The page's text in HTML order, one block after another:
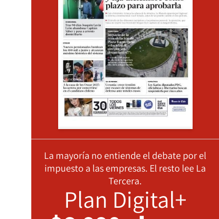
La mayoría no entiende el debate por el
impuesto a las empresas. El resto lee La
Tercera.
Plan Digital+